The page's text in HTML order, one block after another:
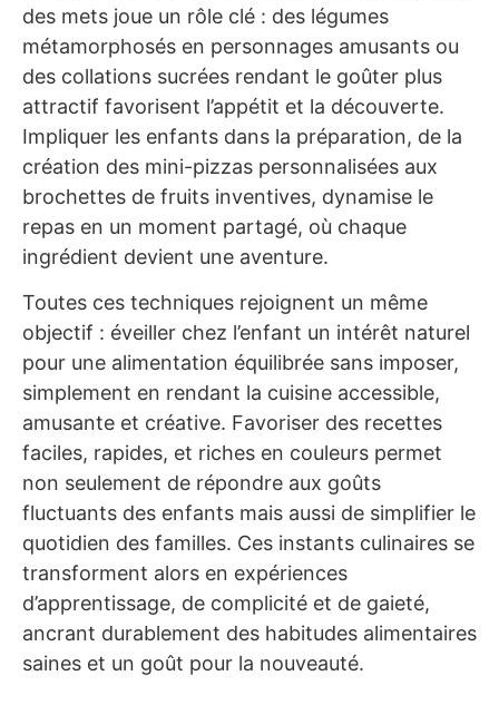
des mets joue un rôle clé : des légumes
métamorphosés en personnages amusants ou
des collations sucrées rendant le goûter plus
attractif favorisent l’appétit et la découverte.
Impliquer les enfants dans la préparation, de la
création des mini-pizzas personnalisées aux
brochettes de fruits inventives, dynamise le
repas en un moment partagé, où chaque
ingrédient devient une aventure.
Toutes ces techniques rejoignent un même
objectif : éveiller chez l’enfant un intérêt naturel
pour une alimentation équilibrée sans imposer,
simplement en rendant la cuisine accessible,
amusante et créative. Favoriser des recettes
faciles, rapides, et riches en couleurs permet
non seulement de répondre aux goûts
fluctuants des enfants mais aussi de simplifier le
quotidien des familles. Ces instants culinaires se
transforment alors en expériences
d’apprentissage, de complicité et de gaieté,
ancrant durablement des habitudes alimentaires
saines et un goût pour la nouveauté.